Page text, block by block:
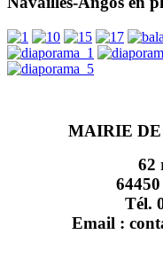
MAIRIE
62
Tél.
Email :